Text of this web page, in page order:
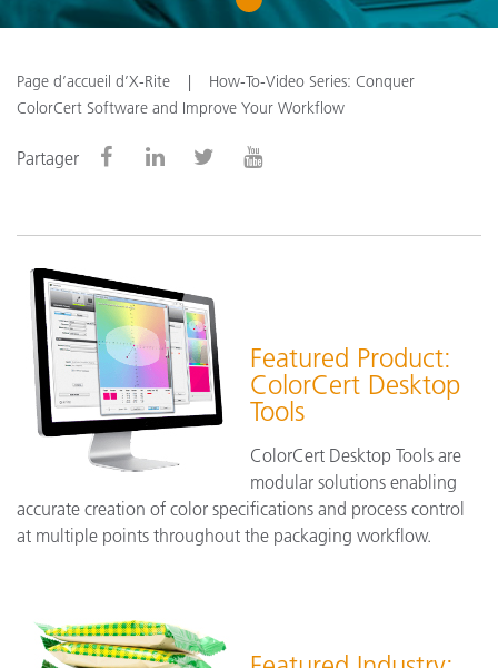
1
Page d’accueil d’X-Rite
How-To-Video Series: Conquer
ColorCert Software and Improve Your Workflow
Partager
Featured Product:
ColorCert Desktop
Tools
ColorCert Desktop Tools are
modular solutions enabling
accurate creation of color specifications and process control
at multiple points throughout the packaging workflow.